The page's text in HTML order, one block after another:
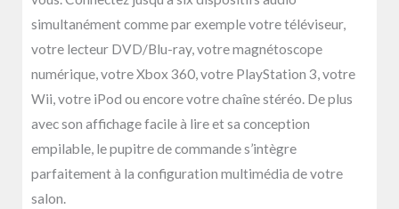
simultanément comme par exemple votre téléviseur,
votre lecteur DVD/Blu-ray, votre magnétoscope
numérique, votre Xbox 360, votre PlayStation 3, votre
Wii, votre iPod ou encore votre chaîne stéréo. De plus
avec son affichage facile à lire et sa conception
empilable, le pupitre de commande s’intègre
parfaitement à la configuration multimédia de votre
salon.